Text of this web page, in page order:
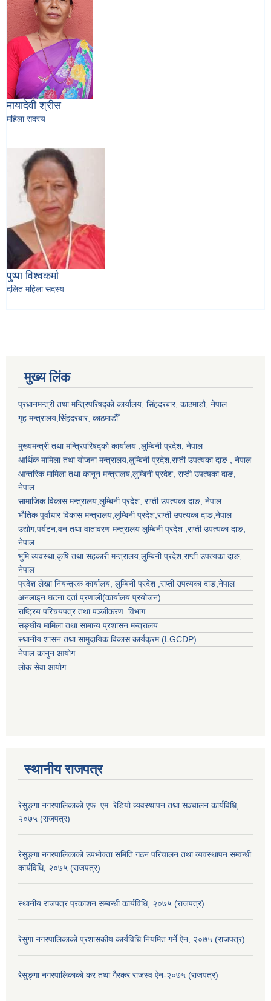
मायादेवी श्रीस
महिला सदस्य
पुष्पा विश्वकर्मा
दलित महिला सदस्य
मुख्य लिंक
प्रधानमन्त्री तथा मन्त्रिपरिषद्को कार्यालय, सिंहदरबार, काठमाडौ, नेपाल
गृह मन्त्रालय,सिंहदरबार, काठमाडौँ
मुख्यमन्त्री तथा मन्त्रिपरिषद्को कार्यालय ,लुम्बिनी प्रदेश, नेपाल
आर्थिक मामिला तथा योजना मन्त्रालय,लुम्बिनी प्रदेश,राप्ती उपत्यका दाङ , नेपाल
आन्तरिक मामिला तथा कानून मन्त्रालय,लुम्बिनी प्रदेश, राप्ती उपत्यका दाङ,
नेपाल
सामाजिक विकास मन्त्रालय,लुम्बिनी प्रदेश, राप्ती उपत्यका दाङ, नेपाल
भौतिक पूर्वाधार विकास मन्त्रालय,लुम्बिनी प्रदेश,राप्ती उपत्यका दाङ,नेपाल
उद्याेग,पर्यटन,वन तथा वातावरण मन्त्रालय लुम्बिनी प्रदेश ,राप्ती उपत्यका दाङ,
नेपाल
भुमि व्यवस्था,कृषि तथा सहकारी मन्त्रालय,लुम्बिनी प्रदेश,राप्ती उपत्यका दाङ,
नेपाल
प्रदेश लेखा नियन्त्रक कार्यालय, लुम्बिनी प्रदेश ,राप्ती उपत्यका दाङ,नेपाल
अनलाइन घटना दर्ता प्रणाली(कार्यालय प्रयोजन)
राष्ट्रिय परिचयपत्र तथा पञ्जीकरण विभाग
सङ्घीय मामिला तथा सामान्य प्रशासन मन्त्रालय
स्थानीय शासन तथा सामुदायिक विकास कार्यक्रम (LGCDP)
नेपाल कानुन आयोग
लोक सेवा आयोग
स्थानीय राजपत्र
रेसुङ्गा नगरपालिकाको एफ. एम. रेडियो व्यवस्थापन तथा सञ्चालन कार्यविधि,
२०७५ (राजपत्र)
रेसुङ्गा नगरपालिकाको उपभोक्ता समिति गठन परिचालन तथा व्यवस्थापन सम्वन्धी
कार्यविधि, २०७५ (राजपत्र)
स्थानीय राजपत्र प्रकाशन सम्बन्धी कार्यविधि, २०७५ (राजपत्र)
रेसुंगा नगरपालिकाको प्रशासकीय कार्यविधि नियमित गर्ने ऐन, २०७५ (राजपत्र)
रेसुङ्गा नगरपालिकाको कर तथा गैरकर राजस्व ऐन-२०७५ (राजपत्र)